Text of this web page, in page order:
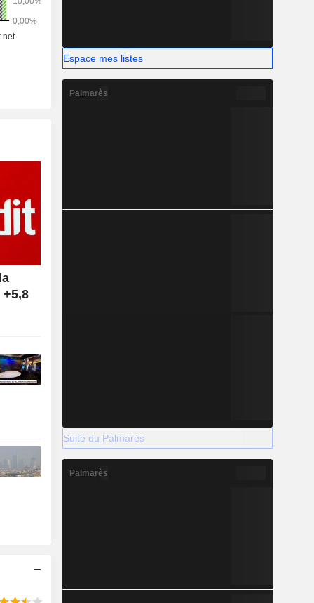
+5,8
Espace mes listes
Palmarès
Suite du Palmarès
Palmarès